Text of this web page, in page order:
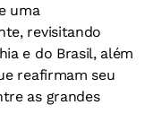
uma
revisitando
e do Brasil, além
reafirmam seu
as grandes